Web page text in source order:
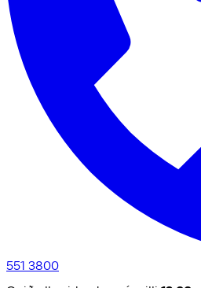
551 3800